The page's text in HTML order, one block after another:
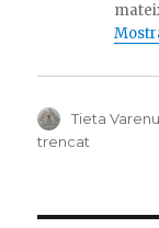
Autor
Tieta Varenu
trencat